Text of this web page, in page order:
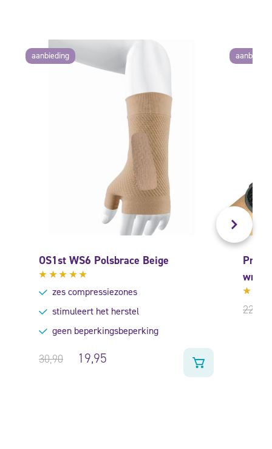
aanbieding
OS1st WS6 Polsbrace Beige
Gewaardeerd
5.00uit
zes compressiezones
stimuleert het herstel
geen beperkingsbeperking
30,90 19,95
wrist
5.00
22,95